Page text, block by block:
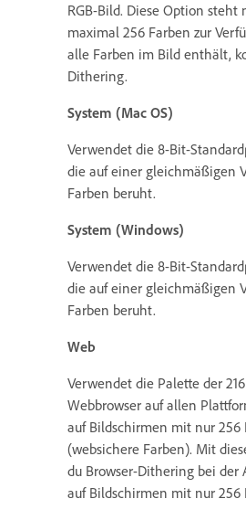
RGB-Bild. Diese Option
maximal 256 Farben zur
alle Farben im Bild enthält,
Dithering.
System (Mac OS)
Verwendet die 8-Bit-
die auf einer gleichmäßigen
Farben beruht.
System (Windows)
Verwendet die 8-Bit-
die auf einer gleichmäßigen
Farben beruht.
Web
Verwendet die Palette der
Webbrowser auf allen
auf Bildschirmen mit nur 256
(websichere Farben). Mit
du Browser-Dithering bei der
auf Bildschirmen mit nur 256